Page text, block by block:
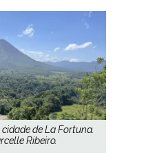
de La Fortuna.
Ribeiro.